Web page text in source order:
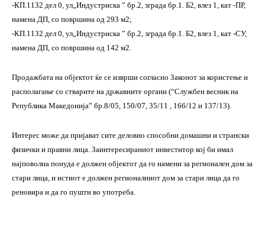
-КП.1132 дел 0, ул„Индустриска ” бр.2, зграда бр.1. Б2, влез 1, кат -ПР,
намена ДП, со површина од 293 м2;
-КП.1132 дел 0, ул„Индустриска ” бр.2, зграда бр.1. Б2, влез 1, кат -СУ,
намена ДП, со површина од 142 м2.
Продажбата на објектот ќе се изврши согласно Законот за користење и
располагање со стварите на државните органи (“Службен весник на
Република Македонија” бр.8/05, 150/07, 35/11 , 166/12 и 137/13).
Интерес може да пријават сите деловно способни домашни и странски
физички и правни лица. Заинтересираниот инвеститор кој би имал
најповолна понуда е должен објектот да го намени за регионален дом за
стари лица, и истиот е должен регионалниот дом за стари лица да го
реновира и да го пушти во употреба.